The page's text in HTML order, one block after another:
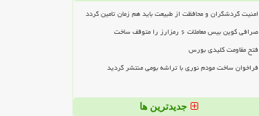
امنیت گردشگران و محافظت از طبیعت باید هم زمان تامین گردد
صرافی کوین بیس معاملات ۶ رمزارز را متوقف ساخت
فتح مقاومت کلیدی بورس
فراخوان ساخت مودم نوری با تراشه بومی منتشر گردید
جدیدترین ها